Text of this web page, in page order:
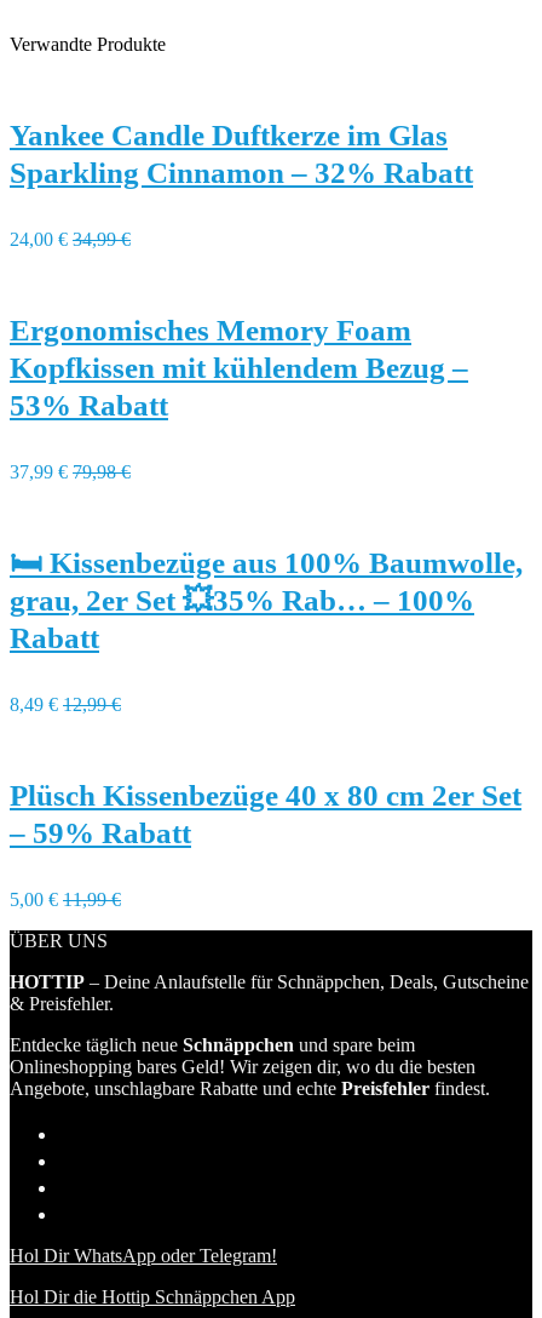
Verwandte Produkte
Yankee Candle Duftkerze im Glas
Sparkling Cinnamon – 32% Rabatt
24,00 € 34,99 €
Ergonomisches Memory Foam
Kopfkissen mit kühlendem Bezug –
53% Rabatt
37,99 € 79,98 €
🛏️ Kissenbezüge aus 100% Baumwolle,
grau, 2er Set 💥35% Rab… – 100%
Rabatt
8,49 € 12,99 €
Plüsch Kissenbezüge 40 x 80 cm 2er Set
– 59% Rabatt
5,00 € 11,99 €
ÜBER UNS
HOTTIP – Deine Anlaufstelle für Schnäppchen, Deals, Gutscheine
& Preisfehler.
Entdecke täglich neue Schnäppchen und spare beim
Onlineshopping bares Geld! Wir zeigen dir, wo du die besten
Angebote, unschlagbare Rabatte und echte Preisfehler findest.
Hol Dir WhatsApp oder Telegram!
Hol Dir die Hottip Schnäppchen App